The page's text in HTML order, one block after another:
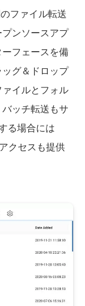
ファイル転送
ンソースアプ
フェースを備
グ＆ドロップ
イルとフォル
ッチ転送もサ
る場合には
クセスも提供